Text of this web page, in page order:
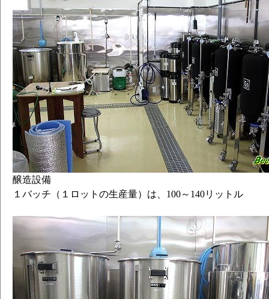
醸造設備
１バッチ（１ロットの生産量）は、100～140リットル